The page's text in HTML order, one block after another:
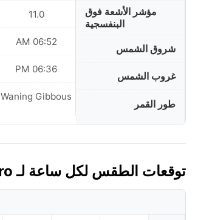
مؤشر الأشعة فوق
البنفسجية
شروق الشمس
غروب الشمس
طور القمر
11.0
06:52 AM
06:36 PM
Waning Gibbous
توقعات الطقس لكل ساعة لـ Ainaro، تيمور الشرقية اليوم 🇹🇱